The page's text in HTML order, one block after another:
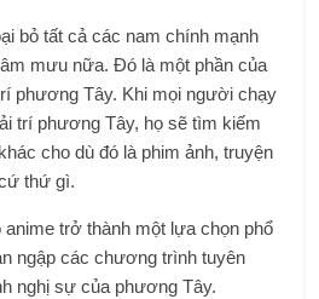
bỏ tất cả các nam chính mạnh
mưu nữa. Đó là một phần của
phương Tây. Khi mọi người chạy
trí phương Tây, họ sẽ tìm kiếm
cho dù đó là phim ảnh, truyện
thứ gì.
trở thành một lựa chọn phổ
ngập các chương trình tuyên
nghị sự của phương Tây.